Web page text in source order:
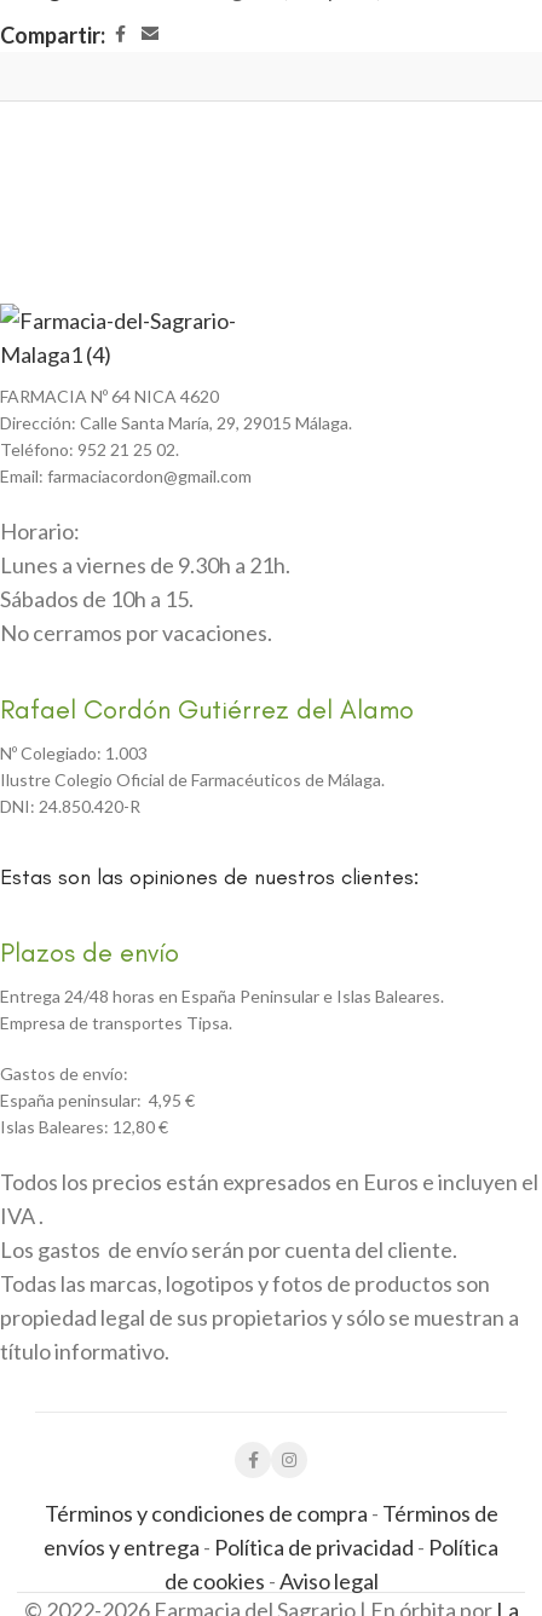
Compartir:
FARMACIA Nº 64 NICA 4620
Dirección: Calle Santa María, 29, 29015 Málaga.
Teléfono: 952 21 25 02.
Email: farmaciacordon@gmail.com
Horario:
Lunes a viernes de 9.30h a 21h.
Sábados de 10h a 15.
No cerramos por vacaciones.
Rafael Cordón Gutiérrez del Alamo
Nº Colegiado: 1.003
Ilustre Colegio Oficial de Farmacéuticos de Málaga.
DNI: 24.850.420-R
Estas son las opiniones de nuestros clientes:
Plazos de envío
Entrega 24/48 horas en España Peninsular e Islas Baleares.
Empresa de transportes Tipsa.
Gastos de envío:
España peninsular: 4,95 €
Islas Baleares: 12,80 €
Todos los precios están expresados en Euros e incluyen el
IVA .
Los gastos de envío serán por cuenta del cliente.
Todas las marcas, logotipos y fotos de productos son
propiedad legal de sus propietarios y sólo se muestran a
título informativo.
Términos y condiciones de compra - Términos de
envíos y entrega - Política de privacidad - Política
de cookies -Aviso legal
© 2022-2026 Farmacia del Sagrario | En órbita por La